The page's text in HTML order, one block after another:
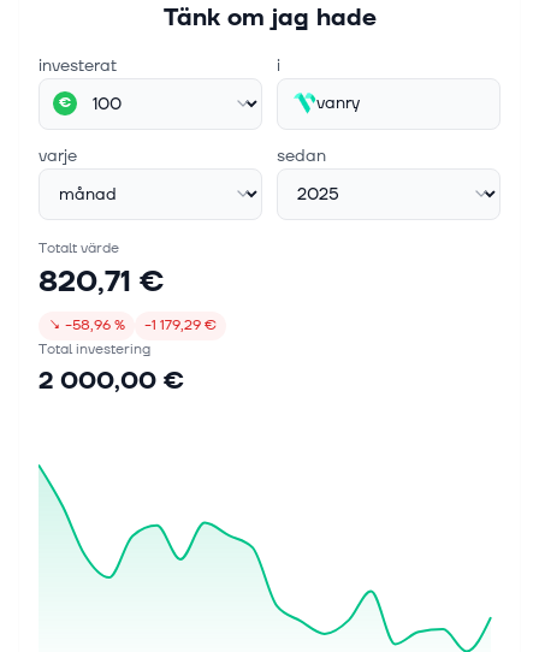
Tänk om jag hade
investerat
€
i
vanry
varje sedan
Totalt värde
820,71 €
↘ −58,96 %
−1 179,29 €
Total investering
2 000,00 €